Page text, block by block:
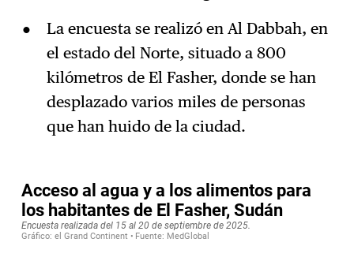
La encuesta se realizó en Al Dabbah, en
el estado del Norte, situado a 800
kilómetros de El Fasher, donde se han
desplazado varios miles de personas
que han huido de la ciudad.